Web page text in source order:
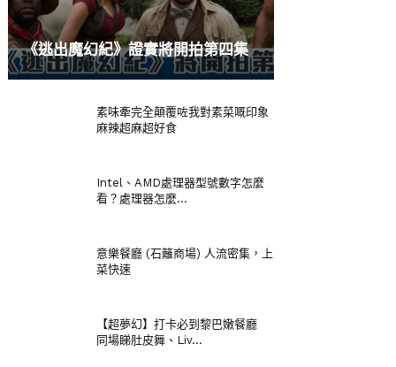
《逃出魔幻紀》證實將開拍第四集
素味牽完全顛覆咗我對素菜嘅印象
麻辣超麻超好食
Intel、AMD處理器型號數字怎麼
看？處理器怎麼...
意樂餐廳 (石籬商場) 人流密集，上
菜快速
【超夢幻】打卡必到黎巴嫩餐廳
同場睇肚皮舞、Liv...